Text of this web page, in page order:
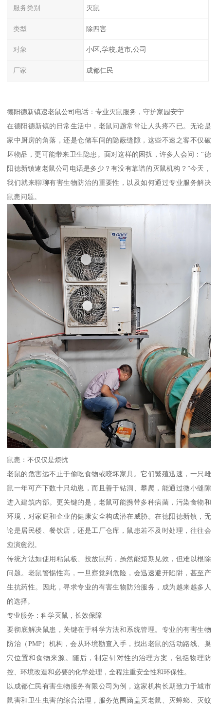
服务类别 灭鼠
类型 除四害
对象 小区,学校,超市,公司
厂家 成都仁民
德阳德新镇逮老鼠公司电话：专业灭鼠服务，守护家园安宁
在德阳德新镇的日常生活中，老鼠问题常常让人头疼不已。无论是
家中厨房的角落，还是仓储车间的隐蔽缝隙，这些不速之客不仅破
坏物品，更可能带来卫生隐患。面对这样的困扰，许多人会问：“德
阳德新镇逮老鼠公司电话是多少？有没有靠谱的灭鼠机构？”今天，
我们就来聊聊有害生物防治的重要性，以及如何通过专业服务解决
鼠患问题。
鼠患：不仅仅是烦扰
老鼠的危害远不止于偷吃食物或咬坏家具。它们繁殖迅速，一只雌
鼠一年可产下数十只幼崽，而且善于钻洞、攀爬，能通过微小缝隙
进入建筑内部。更关键的是，老鼠可能携带多种病菌，污染食物和
环境，对家庭和企业的健康安全构成潜在威胁。在德阳德新镇，无
论是居民楼、餐饮店，还是工厂仓库，鼠患若不及时处理，往往会
愈演愈烈。
传统方法如使用粘鼠板、投放鼠药，虽然能短期见效，但难以根除
问题。老鼠警惕性高，一旦察觉到危险，会迅速避开陷阱，甚至产
生抗药性。因此，寻求专业的有害生物防治服务，成为越来越多人
的选择。
专业服务：科学灭鼠，长效保障
要彻底解决鼠患，关键在于科学方法和系统管理。专业的有害生物
防治（PMP）机构，会从环境勘查入手，找出老鼠的活动路线、巢
穴位置和食物来源。随后，制定针对性的治理方案，包括物理防
控、环境改造和必要的化学处理，全程注重安全性和环保性。
以成都仁民有害生物服务有限公司为例，这家机构长期致力于城市
鼠害和卫生虫害的综合治理，服务范围涵盖灭老鼠、灭蟑螂、灭蚊